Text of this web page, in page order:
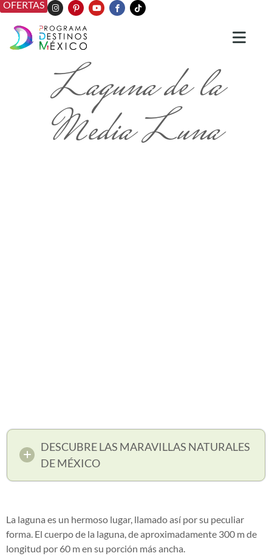
OFERTAS
Laguna de la
Media Luna
DESCUBRE LAS MARAVILLAS NATURALES
DE MÉXICO
La laguna es un hermoso lugar, llamado así por su peculiar
forma. El cuerpo de la laguna, de aproximadamente 300 m de
longitud por 60 m en su porción más ancha.